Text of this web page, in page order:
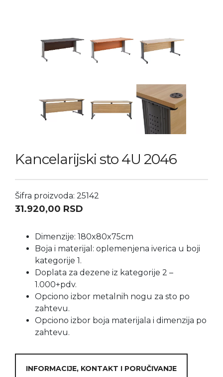
Kancelarijski sto 4U 2046
Šifra proizvoda: 25142
31.920,00 RSD
Dimenzije: 180x80x75cm
Boja i materijal: oplemenjena iverica u boji
kategorije 1.
Doplata za dezene iz kategorije 2 –
1.000+pdv.
Opciono izbor metalnih nogu za sto po
zahtevu.
Opciono izbor boja materijala i dimenzija po
zahtevu.
INFORMACIJE, KONTAKT I PORUČIVANJE